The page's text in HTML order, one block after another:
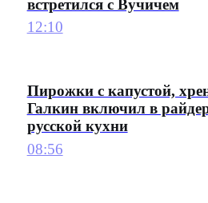
встретился с Вучичем
12:10
Пирожки с капустой,
Галкин включил в
русской кухни
08:56